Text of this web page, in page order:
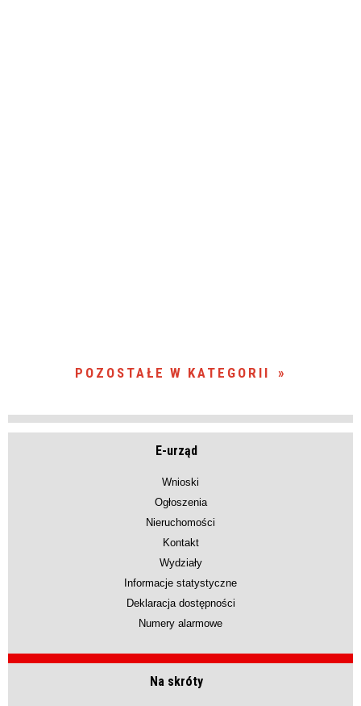
POZOSTAŁE W KATEGORII
E-urząd
Wnioski
Ogłoszenia
Nieruchomości
Kontakt
Wydziały
Informacje statystyczne
Deklaracja dostępności
Numery alarmowe
Na skróty